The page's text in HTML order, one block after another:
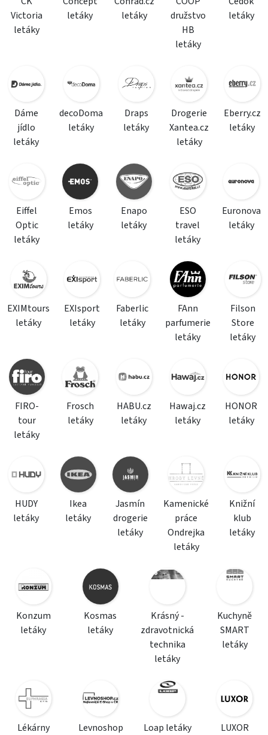
Victoria
letáky
letáky
letáky
družstvo
HB
letáky
letáky
Dáme
jídlo
letáky
decoDoma
letáky
Draps
letáky
Drogerie
Xantea.cz
letáky
Eberry.cz
letáky
Eiffel
Optic
letáky
Emos
letáky
Enapo
letáky
ESO
travel
letáky
Euronova
letáky
EXIMtours
letáky
EXIsport
letáky
Faberlic
letáky
FAnn
parfumerie
letáky
Filson
Store
letáky
FIRO-
tour
letáky
Frosch
letáky
HABU.cz
letáky
Hawaj.cz
letáky
HONOR
letáky
HUDY
letáky
Ikea
letáky
Jasmín
drogerie
letáky
Kamenické
práce
Ondrejka
letáky
Knižní
klub
letáky
Konzum
letáky
Kosmas
letáky
Krásný -
zdravotnická
technika
letáky
Kuchyně
SMART
letáky
Lékárny
Levnoshop
Loap letáky
LUXOR